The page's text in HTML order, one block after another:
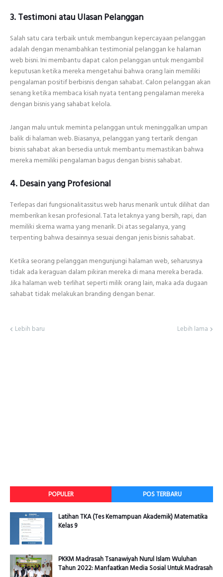
3. Testimoni atau Ulasan Pelanggan
Salah satu cara terbaik untuk membangun kepercayaan pelanggan
adalah dengan menambahkan testimonial pelanggan ke halaman
web bisni. Ini membantu dapat calon pelanggan untuk mengambil
keputusan ketika mereka mengetahui bahwa orang lain memiliki
pengalaman positif berbisnis dengan sahabat. Calon pelanggan akan
senang ketika membaca kisah nyata tentang pengalaman mereka
dengan bisnis yang sahabat kelola.
Jangan malu untuk meminta pelanggan untuk meninggalkan umpan
balik di halaman web. Biasanya, pelanggan yang tertarik dengan
bisnis sahabat akan bersedia untuk membantu memastikan bahwa
mereka memiliki pengalaman bagus dengan bisnis sahabat.
4. Desain yang Profesional
Terlepas dari fungsionalitassitus web harus menarik untuk dilihat dan
memberikan kesan profesional. Tata letaknya yang bersih, rapi, dan
memiliki skema warna yang menarik. Di atas segalanya, yang
terpenting bahwa desainnya sesuai dengan jenis bisnis sahabat.
Ketika seorang pelanggan mengunjungi halaman web, seharusnya
tidak ada keraguan dalam pikiran mereka di mana mereka berada.
Jika halaman web terlihat seperti milik orang lain, maka ada dugaan
sahabat tidak melakukan branding dengan benar.
Lebih baru Lebih lama
POPULER POS TERBARU
Latihan TKA (Tes Kemampuan Akademik) Matematika
Kelas 9
PKKM Madrasah Tsanawiyah Nurul Islam Wuluhan
Tahun 2022: Manfaatkan Media Sosial Untuk Madrasah